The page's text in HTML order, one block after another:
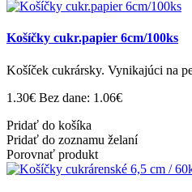
Košíčky cukr.papier 6cm/100ks
Košíček cukrársky. Vynikajúci na
1.30€ Bez dane: 1.06€
Pridať do košíka
Pridať do zoznamu želaní
Porovnať produkt